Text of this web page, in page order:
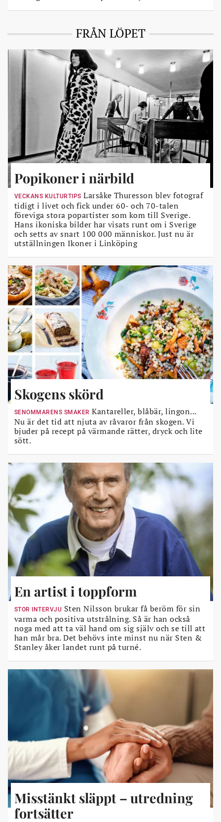
FRÅN LÖPET
Popikoner i närbild
VECKANS KULTURTIPS Larsåke Thuresson blev fotograf
tidigt i livet och fick under 60- och 70-talen
föreviga stora popartister som kom till Sverige.
Hans ikoniska bilder har visats runt om i Sverige
och setts av snart 100 000 människor. Just nu är
utställningen Ikoner i Linköping
Skogens skörd
SENOMMARENS SMAKER Kantareller, blåbär, lingon...
Nu är det tid att njuta av råvaror från skogen. Vi
bjuder på recept på värmande rätter, dryck och lite
sött.
En artist i toppform
STOR INTERVJU Sten Nilsson brukar få beröm för sin
varma och positiva utstrålning. Så är han också
noga med att ta väl hand om sig själv och se till att
han mår bra. Det behövs inte minst nu när Sten &
Stanley åker landet runt på turné.
Misstänkt släppt – utredning
fortsätter